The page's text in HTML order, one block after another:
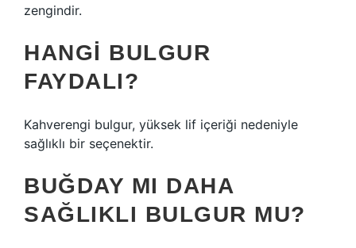
zengindir.
HANGI BULGUR
FAYDALI?
Kahverengi bulgur, yüksek lif içeriği nedeniyle
sağlıklı bir seçenektir.
BUĞDAY MI DAHA
SAĞLIKLI BULGUR MU?